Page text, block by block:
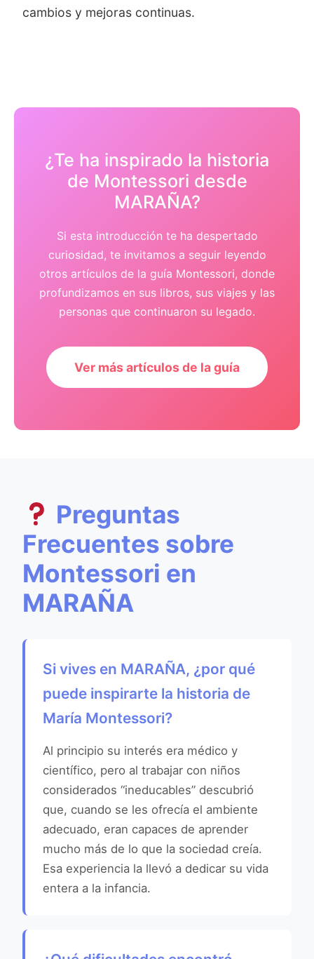
cambios y mejoras continuas.
¿Te ha inspirado la historia
de Montessori desde
MARAÑA?
Si esta introducción te ha despertado
curiosidad, te invitamos a seguir leyendo
otros artículos de la guía Montessori, donde
profundizamos en sus libros, sus viajes y las
personas que continuaron su legado.
Ver más artículos de la guía
Preguntas
Frecuentes sobre
Montessori en
MARAÑA
Si vives en MARAÑA, ¿por qué
puede inspirarte la historia de
María Montessori?
Al principio su interés era médico y
científico, pero al trabajar con niños
considerados “ineducables” descubrió
que, cuando se les ofrecía el ambiente
adecuado, eran capaces de aprender
mucho más de lo que la sociedad creía.
Esa experiencia la llevó a dedicar su vida
entera a la infancia.